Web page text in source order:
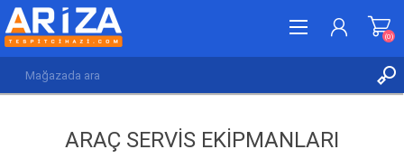
GIRIŞ YAP
(0)
ARAÇ SERVIS EKIPMANLARI